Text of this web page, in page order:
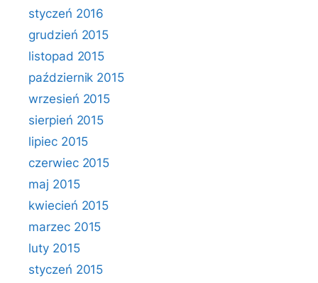
styczeń 2016
grudzień 2015
listopad 2015
październik 2015
wrzesień 2015
sierpień 2015
lipiec 2015
czerwiec 2015
maj 2015
kwiecień 2015
marzec 2015
luty 2015
styczeń 2015